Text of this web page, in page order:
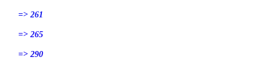
=> 261
=> 265
=> 290